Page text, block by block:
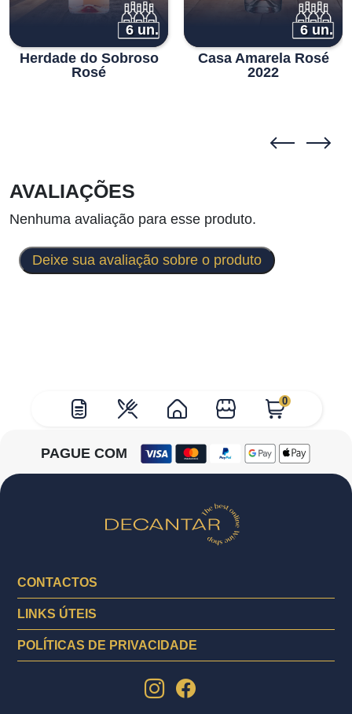
0
6 un.
Herdade do Sobroso
Rosé
6 un.
Casa Amarela Rosé
2022
AVALIAÇÕES
Nenhuma avaliação para esse produto.
Deixe sua avaliação sobre o produto
PAGUE COM
CONTACTOS
LINKS ÚTEIS
POLÍTICAS DE PRIVACIDADE